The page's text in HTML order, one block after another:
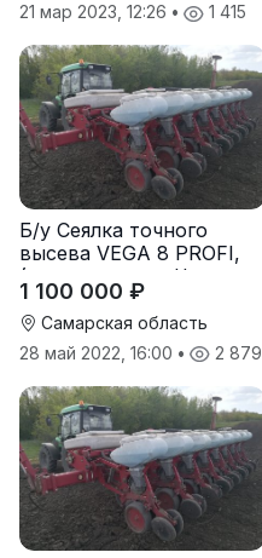
21 мар 2023, 12:26 • 1 415
Б/у Сеялка точного
высева VEGA 8 PROFI,
(производство Червона
Зирка), 2016 г., в
отличном состоянии
1 100 000 ₽
Самарская область
28 май 2022, 16:00 • 2 879